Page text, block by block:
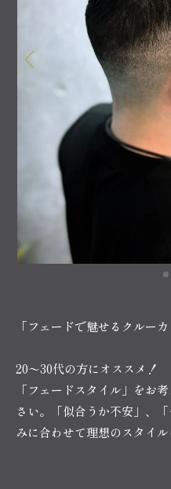
「フェードで魅せるクルーカ
20〜30代の方にオススメ！
「フェードスタイル」をお
さい。「似合うか不安」、
みに合わせて理想のスタイ